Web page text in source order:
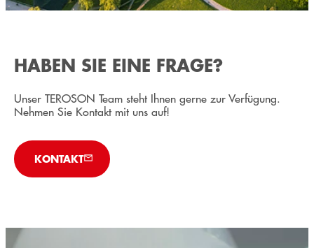
HABEN SIE EINE FRAGE?
Unser TEROSON Team steht Ihnen gerne zur Verfügung.
Nehmen Sie Kontakt mit uns auf!
KONTAKT